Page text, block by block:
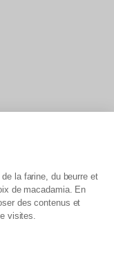
la farine, du beurre et
de macadamia. En
des contenus et
visites.
de fidélité
Pro